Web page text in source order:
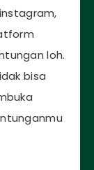
loh.
bisa